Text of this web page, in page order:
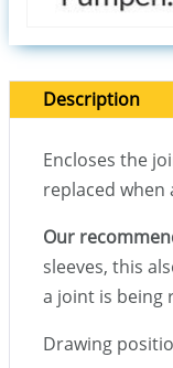
Description
Encloses the
replaced when
Our
sleeves, this
a joint is being
Drawing